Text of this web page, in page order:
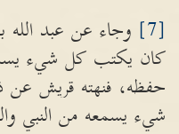
[7]
وجاء عن عبد الله
كان يكتب كل شيء
حفظه، فنهته قريش
شيء يسمعه من النبي